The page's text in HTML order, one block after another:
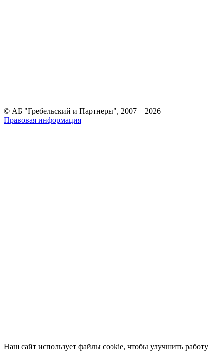
© АБ "Гребельский и Партнеры", 2007—2026
Правовая информация
Наш сайт использует файлы cookie, чтобы улучшить работу